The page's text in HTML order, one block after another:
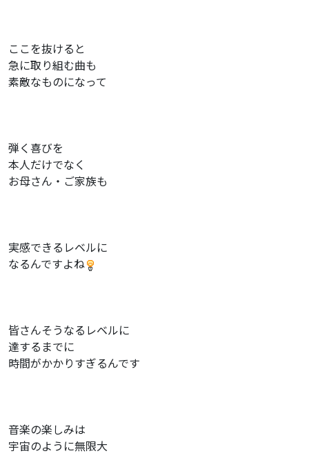
ここを抜けると
急に取り組む曲も
素敵なものになって
弾く喜びを
本人だけでなく
お母さん・ご家族も
実感できるレベルに
なるんですよね
皆さんそうなるレベルに
達するまでに
時間がかかりすぎるんです
音楽の楽しみは
宇宙のように無限大